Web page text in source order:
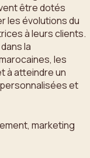
être dotés
les évolutions du
à leurs clients.
la
les
à atteindre un
et
marketing